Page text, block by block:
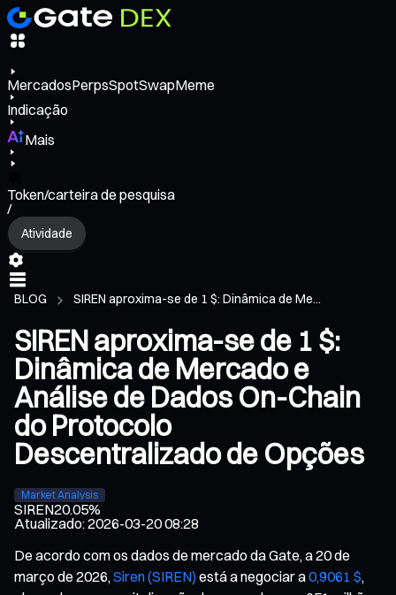
MercadosPerpsSpotSwapMeme
Indicação
Mais
Token/carteira de pesquisa
/
Atividade
BLOG SIREN aproxima-se de 1 $: Dinâmica de Me...
SIREN aproxima-se de 1 $:
Dinâmica de Mercado e
Análise de Dados On-Chain
do Protocolo
Descentralizado de Opções
Market Analysis
SIREN20.05%
Atualizado:2026-03-20 08:28
De acordo com os dados de mercado da Gate, a 20 de
março de 2026, Siren (SIREN)está a negociar a0,9061 $,